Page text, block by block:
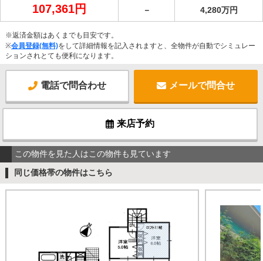
107,361円 － 4,280万円
※返済金額はあくまでも目安です。
※会員登録(無料)をして詳細情報を記入されますと、全物件が自動でシミュレー
ションされとても便利になります。
電話で問合わせ メールで問合せ
来店予約
この物件を見た人はこの物件も見ています
同じ価格帯の物件はこちら